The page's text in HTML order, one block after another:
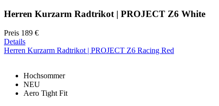
Herren Kurzarm Radtrikot | PROJECT Z6 White
Preis 189 €
Details
Herren Kurzarm Radtrikot | PROJECT Z6 Racing Red
Hochsommer
NEU
Aero Tight Fit